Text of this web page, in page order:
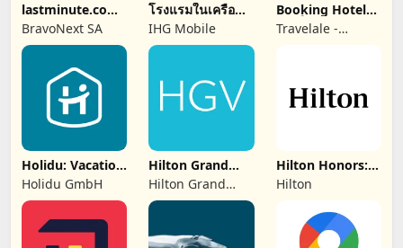
lastminute.com:
holiday travel
BravoNext SA
โรงแรมในเครือ
IHG และรางวัล
IHG Mobile
Booking Hotel・
แอพโรงแรมราคา
ถูก
Travelale -
Holidu: Vacation
Rentals
Holidu GmbH
Hilton Grand
Vacations
Hilton Grand
Vacations
Hilton Honors:
Book Hotels
Hilton